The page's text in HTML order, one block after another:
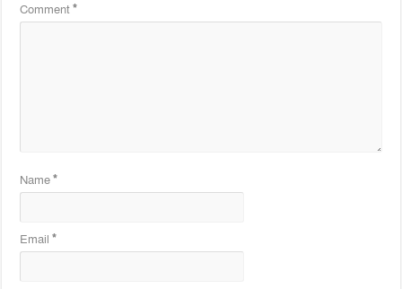
Comment*
Name*
Email*